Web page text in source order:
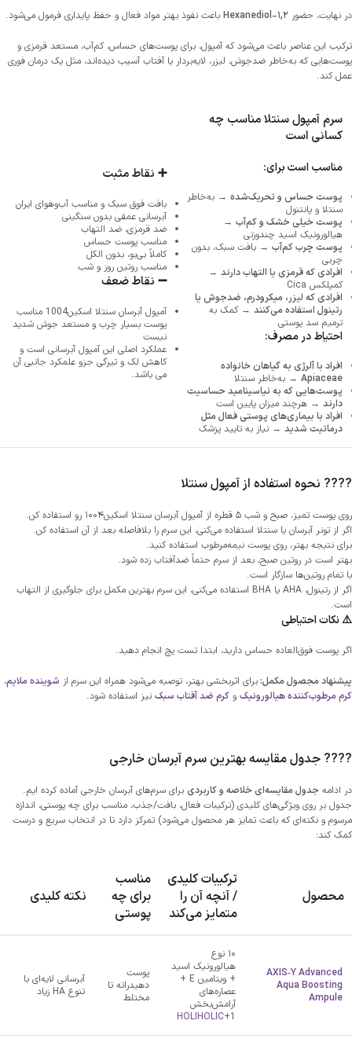
در نهایت، حضور 1,2-Hexanediol باعث نفوذ بهتر مواد فعال و حفظ پایداری فرمول می‌شود.
ترکیب این عناصر باعث می‌شود که آمپول، برای پوست‌های حساس، کم‌آب، مستعد قرمزی و
پوست‌هایی که به‌خاطر ضدجوش، لیزر، لایه‌بردار یا آفتاب آسیب دیده‌اند، مثل یک درمان فوری
عمل کند.
سرم آمپول سنتلا مناسب چه
کسانی است
مناسب است برای:
پوست حساس و تحریک‌شده → به‌خاطر
سنتلا و پانتنول
پوست خیلی خشک و کم‌آب →
هیالورونیک اسید چندوزنی
پوست چرب کم‌آب → بافت سبک، بدون
چربی
افرادی که قرمزی یا التهاب دارند →
کمپلکس Cica
افرادی که لیزر، میکرودرم، ضدجوش یا
رتینول استفاده می‌کنند → کمک به
ترمیم سد پوستی
احتیاط در مصرف:
افراد با آلرژی به گیاهان خانواده
Apiaceae → به‌خاطر سنتلا
پوست‌هایی که به نیاسینامید حساسیت
دارند → هرچند میزان پایین است
افراد با بیماری‌های پوستی فعال مثل
درماتیت شدید → نیاز به تایید پزشک
➕ نقاط مثبت
بافت فوق سبک و مناسب آب‌وهوای ایران
آبرسانی عمقی بدون سنگینی
ضد قرمزی، ضد التهاب
مناسب پوست حساس
کاملاً بی‌بو، بدون الکل
مناسب روتین روز و شب
➖ نقاط ضعف
آمپول آبرسان سنتلا اسکین1004 مناسب
پوست بسیار چرب و مستعد جوش شدید
نیست
عملکرد اصلی این آمپول آبرسانی است و
کاهش لک و تیرگی جزو علمکرد جانبی آن
می باشد.
???? نحوه استفاده از آمپول سنتلا
روی پوست تمیز، صبح و شب ۵ قطره از آمپول آبرسان سنتلا اسکین1004 رو استفاده کن.
اگر از تونر آبرسان یا سنتلا استفاده می‌کنی، این سرم را بلافاصله بعد از آن استفاده کن.
برای نتیجه بهتر، روی پوست نیمه‌مرطوب استفاده کنید.
بهتر است در روتین صبح، بعد از سرم حتماً ضدآفتاب زده شود.
با تمام روتین‌ها سازگار است.
اگر از رتینول، AHA یا BHA استفاده می‌کنی، این سرم بهترین مکمل برای جلوگیری از التهاب
است.
⚠️ نکات احتیاطی
اگر پوست فوق‌العاده حساس دارید، ابتدا تست پچ انجام دهید.
پیشنهاد مجصول مکمل:برای اثربخشی بهتر، توصیه می‌شود همراه این سرم از شوینده ملایم،
کرم مرطوب‌کننده هیالورونیک و کرم ضد آفتاب سبک نیز استفاده شود.
???? جدول مقایسه بهترین سرم آبرسان خارجی
در ادامه جدول مقایسه‌ای خلاصه و کاربردی برای سرم‌های آبرسان خارجی آماده کرده ایم.
جدول بر روی ویژگی‌های کلیدی (ترکیبات فعال، بافت/جذب، مناسب برای چه پوستی، اندازه
مرسوم و نکته‌ای که باعث تمایز هر محصول می‌شود) تمرکز دارد تا در انتخاب سریع و درست
کمک کند:
محصول
ترکیبات کلیدی
/ آنچه آن را
متمایز می‌کند
مناسب
برای چه
پوستی
نکته کلیدی
AXIS‑Y Advanced
Aqua Boosting
Ampule
۱۰ نوع
هیالورونیک اسید
+ ویتامین E +
عصاره‌های
آرامش‌بخش
HOLIHOLIC+1
پوست
دهیدراته تا
مختلط
آبرسانی لایه‌ای با
تنوع HA زیاد